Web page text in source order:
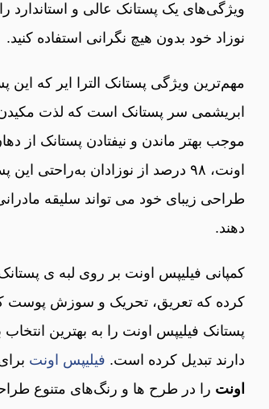
ویژگی‌های یک پستانک عالی و استاندارد
نوزاد خود بدون هیچ نگرانی استفاده کنید.
مهم‌ترین ویژگی پستانک الترا ایر که این
ابریشمی سر پستانک است که لذت مکیدن
موجب بهتر ماندن و نیفتادن پستانک از
اونت، ۹۸ درصد از نوزادان به‌راحتی
طراحی زیبای خود می‌ تواند سلیقه
دهند.
کمپانی فیلیپس اونت بر روی لبه‌ ی
کرده که تعریق، تحریک و سوزش پوست
پستانک فیلیپس اونت را به بهترین
دارند تبدیل کرده است. فیلیپس اونت
اونت را در طرح ها و رنگ‌های متنوع